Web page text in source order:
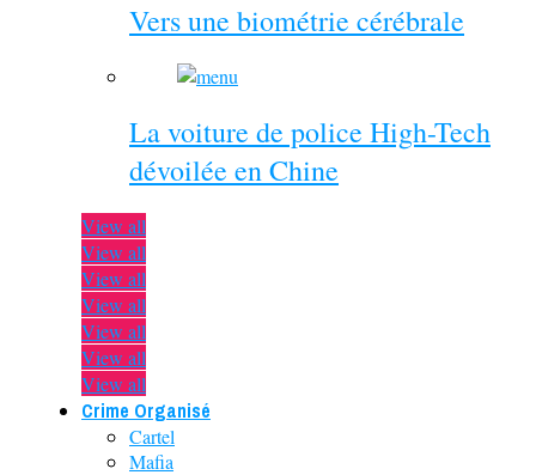
Vers une biométrie cérébrale
La voiture de police High-Tech
dévoilée en Chine
View all
View all
View all
View all
View all
View all
View all
Crime Organisé
Cartel
Mafia